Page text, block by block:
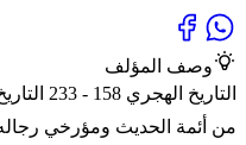
وصف المؤلف
من أئمة الحديث ومؤرخي